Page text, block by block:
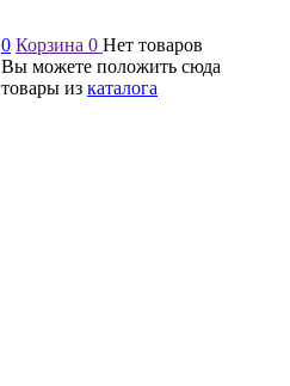
0 Корзина 0 Нет товаров
Вы можете положить сюда
товары из каталога